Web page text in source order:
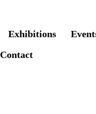
Exhibitions
Contact